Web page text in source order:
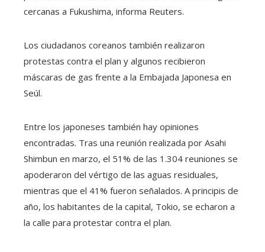
cercanas a Fukushima, informa Reuters.
Los ciudadanos coreanos también realizaron
protestas contra el plan y algunos recibieron
máscaras de gas frente a la Embajada Japonesa en
Seúl.
Entre los japoneses también hay opiniones
encontradas. Tras una reunión realizada por Asahi
Shimbun en marzo, el 51% de las 1.304 reuniones se
apoderaron del vértigo de las aguas residuales,
mientras que el 41% fueron señalados. A principis de
año, los habitantes de la capital, Tokio, se echaron a
la calle para protestar contra el plan.